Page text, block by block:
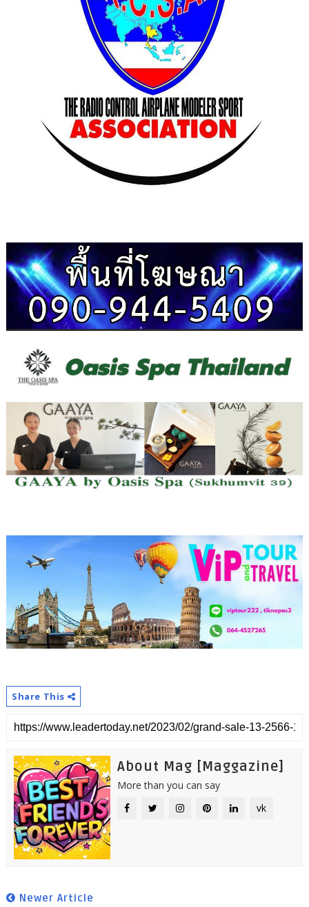
Share This
About Mag [Maggazine]
More than you can say
vk
Newer Article